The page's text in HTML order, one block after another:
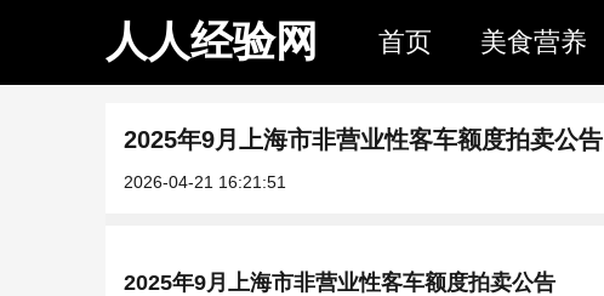
人人经验网 首页 美食营养
2025年9月上海市非营业性客车额度拍卖公告
2026-04-21 16:21:51
2025年9月上海市非营业性客车额度拍卖公告